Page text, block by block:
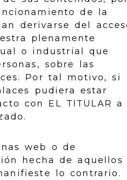
de la
derivarse del
plenamente
o industrial que
sobre las
Por tal motivo, si
pudiera estar
con EL TITULAR a
web o de
hecha de aquellos
lo contrario.